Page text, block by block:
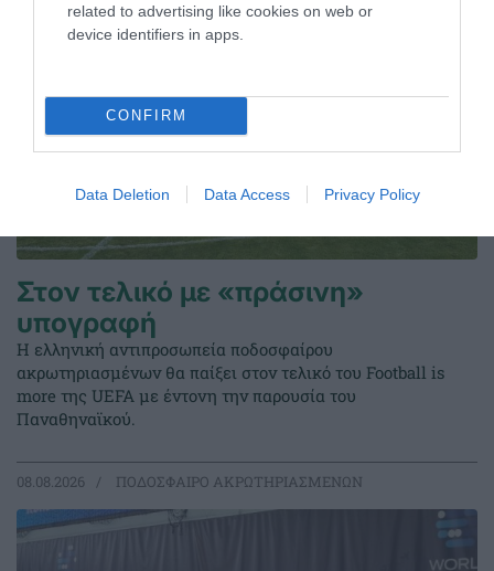
related to advertising like cookies on web or
device identifiers in apps.
CONFIRM
Data Deletion Data Access Privacy Policy
Στον τελικό με «πράσινη»
υπογραφή
Η ελληνική αντιπροσωπεία ποδοσφαίρου
ακρωτηριασμένων θα παίξει στον τελικό του Football is
more της UEFA με έντονη την παρουσία του
Παναθηναϊκού.
08.08.2026 ΠΟΔΟΣΦΑΙΡΟ ΑΚΡΩΤΗΡΙΑΣΜΕΝΩΝ